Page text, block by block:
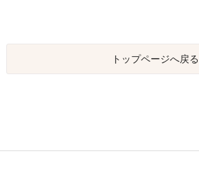
トップページへ戻る